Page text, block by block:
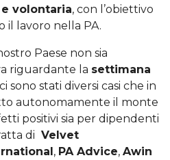
volontaria, con l’obiettivo
il lavoro nella PA.
Paese non sia
riguardante la settimana
ci sono stati diversi casi che in
autonomamente il monte
positivi sia per dipendenti
di Velvet
, PA Advice, Awin